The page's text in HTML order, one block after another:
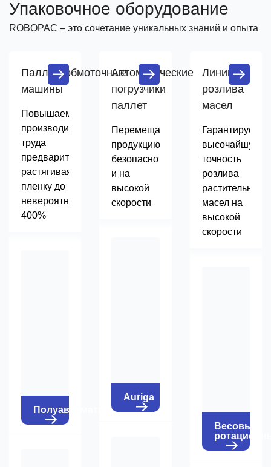
Упаковочное оборудование
ROBOPAC – это сочетание уникальных знаний и опыта
Паллетообмоточные
машины
Повышаем
производительность
труда
предварительно
растягивая
пленку до
невероятных
400%
Полуавтоматические
Автоматические
погрузчики
паллет
Перемещаем
продукцию
безопасно
и на
высокой
скорости
Auriga
Линии
розлива
масел
Гарантируем
высочайшую
точность
розлива
растительных
масел на
высокой
скорости
Весовые